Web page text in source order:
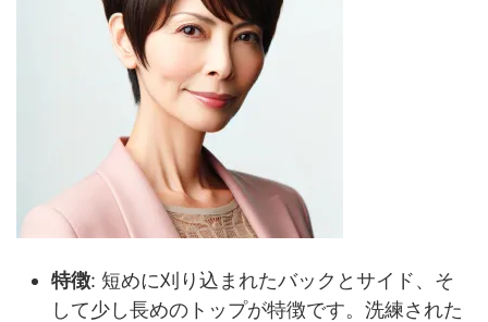
特徴: 短めに刈り込まれたバックとサイド、そ
して少し長めのトップが特徴です。洗練された